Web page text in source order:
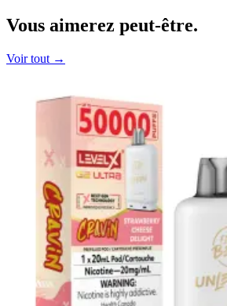
Vous aimerez peut-être.
Voir tout →